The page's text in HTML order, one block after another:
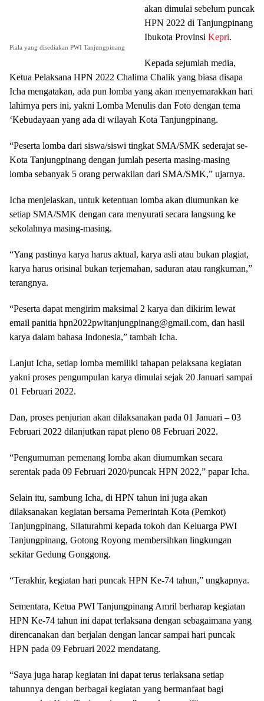
Piala yang disediakan PWI Tanjungpinang
akan dimulai sebelum puncak
HPN 2022 di Tanjungpinang
Ibukota Provinsi Kepri.
Kepada sejumlah media,
Ketua Pelaksana HPN 2022 Chalima Chalik yang biasa disapa
Icha mengatakan, ada pun lomba yang akan menyemarakkan hari
lahirnya pers ini, yakni Lomba Menulis dan Foto dengan tema
‘Kebudayaan yang ada di wilayah Kota Tanjungpinang.
“Peserta lomba dari siswa/siswi tingkat SMA/SMK sederajat se-
Kota Tanjungpinang dengan jumlah peserta masing-masing
lomba sebanyak 5 orang perwakilan dari SMA/SMK,” ujarnya.
Icha menjelaskan, untuk ketentuan lomba akan diumunkan ke
setiap SMA/SMK dengan cara menyurati secara langsung ke
sekolahnya masing-masing.
“Yang pastinya karya harus aktual, karya asli atau bukan plagiat,
karya harus orisinal bukan terjemahan, saduran atau rangkuman,”
terangnya.
“Peserta dapat mengirim maksimal 2 karya dan dikirim lewat
email panitia hpn2022pwitanjungpinang@gmail.com, dan hasil
karya dalam bahasa Indonesia,” tambah Icha.
Lanjut Icha, setiap lomba memiliki tahapan pelaksana kegiatan
yakni proses pengumpulan karya dimulai sejak 20 Januari sampai
01 Februari 2022.
Dan, proses penjurian akan dilaksanakan pada 01 Januari – 03
Februari 2022 dilanjutkan rapat pleno 08 Februari 2022.
“Pengumuman pemenang lomba akan diumumkan secara
serentak pada 09 Februari 2020/puncak HPN 2022,” papar Icha.
Selain itu, sambung Icha, di HPN tahun ini juga akan
dilaksanakan kegiatan bersama Pemerintah Kota (Pemkot)
Tanjungpinang, Silaturahmi kepada tokoh dan Keluarga PWI
Tanjungpinang, Gotong Royong membersihkan lingkungan
sekitar Gedung Gonggong.
“Terakhir, kegiatan hari puncak HPN Ke-74 tahun,” ungkapnya.
Sementara, Ketua PWI Tanjungpinang Amril berharap kegiatan
HPN Ke-74 tahun ini dapat terlaksana dengan sebagaimana yang
direncanakan dan berjalan dengan lancar sampai hari puncak
HPN pada 09 Februari 2022 mendatang.
“Saya juga harap kegiatan ini dapat terus terlaksana setiap
tahunnya dengan berbagai kegiatan yang bermanfaat bagi